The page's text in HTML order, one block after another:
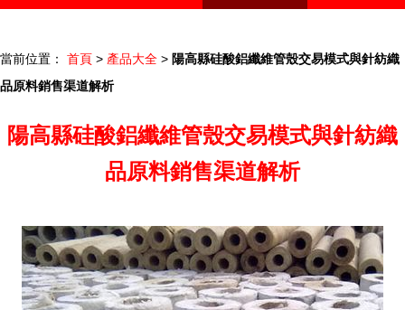
當前位置： 首頁 > 產品大全 > 陽高縣硅酸鋁纖維管殼交易模式與針紡織
品原料銷售渠道解析
陽高縣硅酸鋁纖維管殼交易模式與針紡織
品原料銷售渠道解析